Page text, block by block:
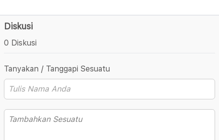
Diskusi
0 Diskusi
Tanyakan / Tanggapi Sesuatu